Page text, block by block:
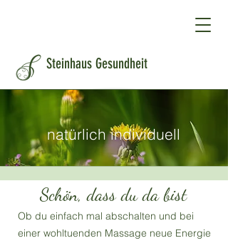
Steinhaus Gesundheit
natürlich individuell
Schön, dass du da bist
Ob du einfach mal abschalten und bei
einer wohltuenden Massage neue Energie